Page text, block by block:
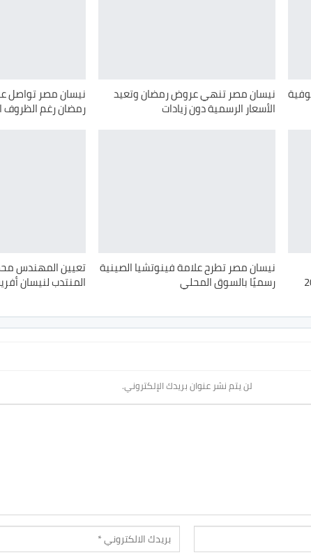
نيسان مصر تنهي عروض رمضان وتعيد
الأسعار الرسمية دون زيادات
نيسان مصر تواصل
رمضان رغم الظروف
نيسان مصر تطرح علامة فينوتشيا الصينية
رسميًا بالسوق المحلي
تعيين المهندس
المنتدب لنيسان
لن يتم نشر عنوان بريدك الإلكتروني.